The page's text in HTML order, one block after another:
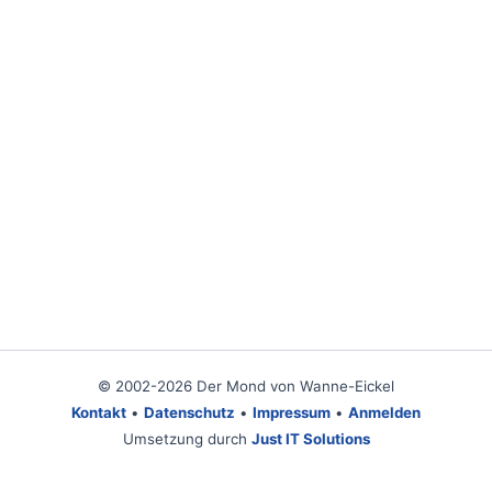
© 2002-2026 Der Mond von Wanne-Eickel
Kontakt • Datenschutz • Impressum • Anmelden
Umsetzung durch Just IT Solutions